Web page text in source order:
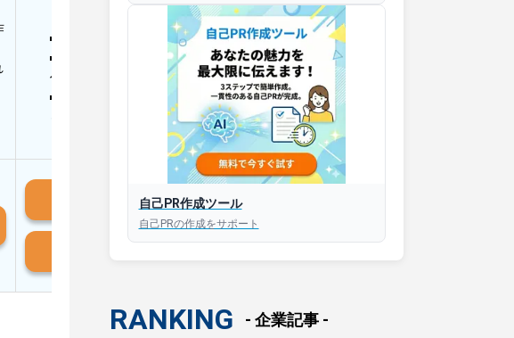
30秒以内にあなたのESを添削
30秒以内にあなただけのESを
作成
AIと対話して面接練習ができ
iOS版はこちら自己PR作成ツール
自己PRの作成をサポート
RANKING - 企業記事 -